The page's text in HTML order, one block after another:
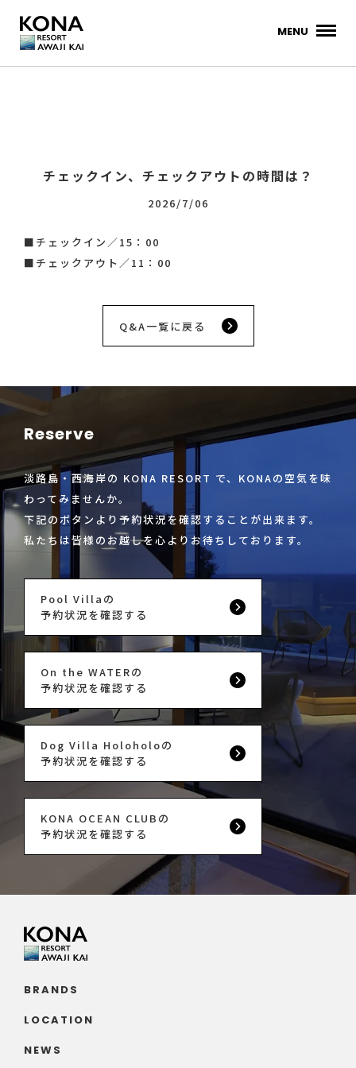
チェックイン、チェックアウトの時間は？
2026/7/06
■チェックイン／15：00
■チェックアウト／11：00
Q&A一覧に戻る
Reserve
淡路島・西海岸の KONA RESORT で、KONAの空気を味
わってみませんか。
下記のボタンより予約状況を確認することが出来ます。
私たちは皆様のお越しを心よりお待ちしております。
Pool Villaの
予約状況を確認する
On the WATERの
予約状況を確認する
Dog Villa Holoholoの
予約状況を確認する
KONA OCEAN CLUBの
予約状況を確認する
BRANDS
LOCATION
NEWS
MENU